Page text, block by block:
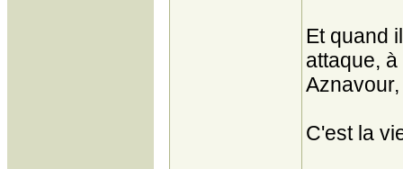
Et quand
attaque,
C'est la